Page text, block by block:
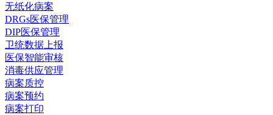
无纸化病案
DRGs医保管理
DIP医保管理
卫统数据上报
医保智能审核
消毒供应管理
病案质控
病案预约
病案打印